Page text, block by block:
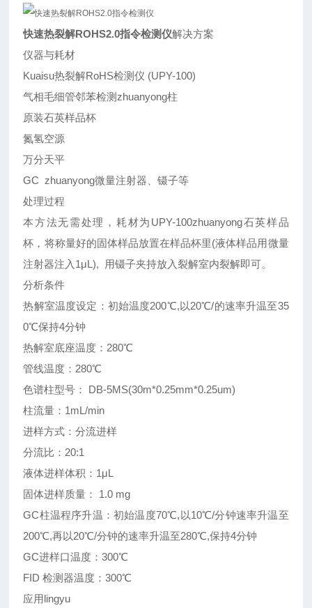
快速热裂解ROHS2.0指令检测仪解决方案
仪器与耗材
Kuaisu热裂解RoHS检测仪 (UPY-100)
气相毛细管邻苯检测zhuanyong柱
原装石英样品杯
氮氢空源
万分天平
GC zhuanyong微量注射器、镊子等
处理过程
本方法无需处理，耗材为UPY-100zhuanyong石英样品
杯，将称量好的固体样品放置在样品杯里(液体样品用微量
注射器注入1μL), 用镊子夹持放入裂解室内裂解即可。
分析条件
热解室温度设定：初始温度200℃,以20℃/的速率升温至35
0℃保持4分钟
热解室底座温度：280℃
管线温度：280℃
色谱柱型号： DB-5MS(30m*0.25mm*0.25um)
柱流量：1mL/min
进样方式：分流进样
分流比：20:1
液体进样体积：1μL
固体进样质量： 1.0 mg
GC柱温程序升温：初始温度70℃,以10℃/分钟速率升温至
200℃,再以20℃/分钟的速率升温至280℃,保持4分钟
GC进样口温度：300℃
FID 检测器温度：300℃
应用lingyu